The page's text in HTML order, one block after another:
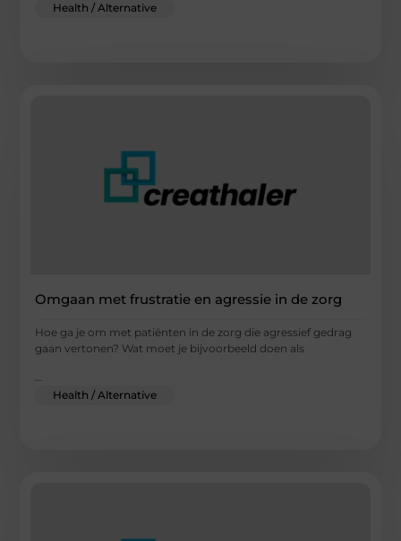
Health / Alternative
Omgaan met frustratie en agressie in de zorg
Hoe ga je om met patiënten in de zorg die agressief gedrag
gaan vertonen? Wat moet je bijvoorbeeld doen als
...
Health / Alternative